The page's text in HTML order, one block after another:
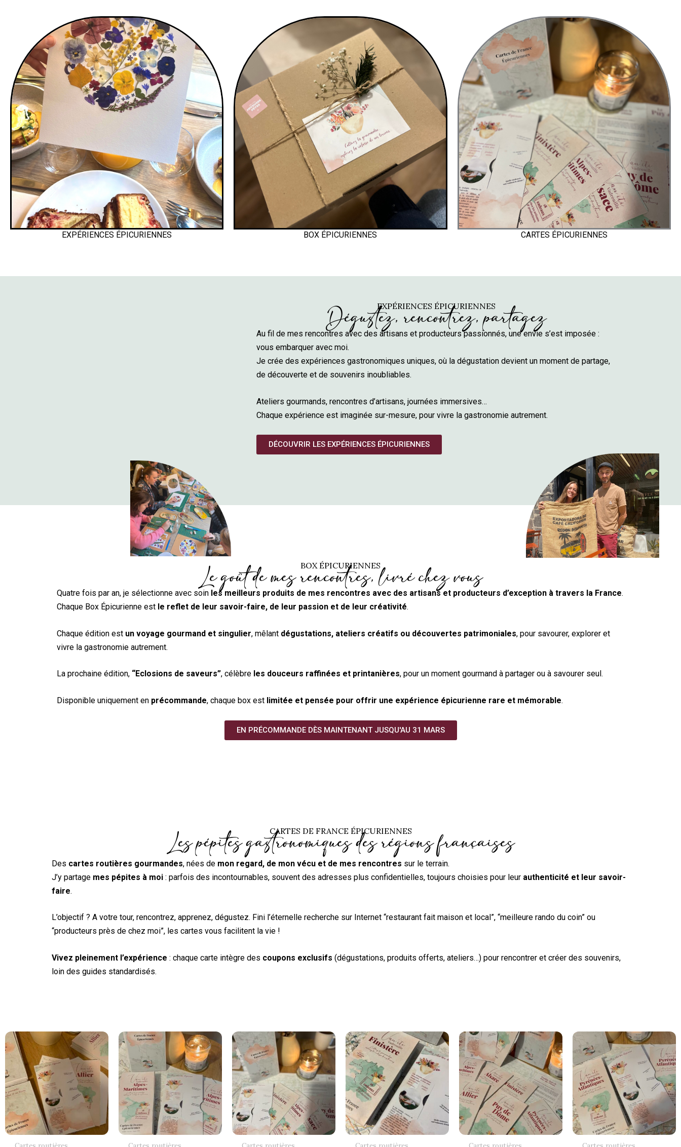
EXPÉRIENCES ÉPICURIENNES BOX ÉPICURIENNES CARTES ÉPICURIENNES
EXPÉRIENCES ÉPICURIENNES
Dégustez, rencontrez, partagez
Au fil de mes rencontres avec des artisans et producteurs passionnés, une envie s’est imposée :
vous embarquer avec moi.
Je crée des expériences gastronomiques uniques, où la dégustation devient un moment de partage,
de découverte et de souvenirs inoubliables.
Ateliers gourmands, rencontres d’artisans, journées immersives…
Chaque expérience est imaginée sur-mesure, pour vivre la gastronomie autrement.
DÉCOUVRIR LES EXPÉRIENCES ÉPICURIENNES
BOX ÉPICURIENNES
Le goût de mes rencontres, livré chez vous
Quatre fois par an, je sélectionne avec soin les meilleurs produits de mes rencontres avec des artisans et producteurs d’exception à travers la France.
Chaque Box Épicurienne est le reflet de leur savoir-faire, de leur passion et de leur créativité.
Chaque édition est un voyage gourmand et singulier, mêlant dégustations, ateliers créatifs ou découvertes patrimoniales, pour savourer, explorer et
vivre la gastronomie autrement.
La prochaine édition, “Eclosions de saveurs”, célèbre les douceurs raffinées et printanières, pour un moment gourmand à partager ou à savourer seul.
Disponible uniquement en précommande, chaque box est limitée et pensée pour offrir une expérience épicurienne rare et mémorable.
EN PRÉCOMMANDE DÈS MAINTENANT JUSQU'AU 31 MARS
CARTES DE FRANCE ÉPICURIENNES
Les pépites gastronomiques des régions françaises
Des cartes routières gourmandes, nées de mon regard, de mon vécu et de mes rencontres sur le terrain.
J’y partage mes pépites à moi : parfois des incontournables, souvent des adresses plus confidentielles, toujours choisies pour leur authenticité et leur savoir-
faire.
L’objectif ? A votre tour, rencontrez, apprenez, dégustez. Fini l’éternelle recherche sur Internet “restaurant fait maison et local”, “meilleure rando du coin” ou
“producteurs près de chez moi”, les cartes vous facilitent la vie !
Vivez pleinement l’expérience : chaque carte intègre des coupons exclusifs (dégustations, produits offerts, ateliers…) pour rencontrer et créer des souvenirs,
loin des guides standardisés.